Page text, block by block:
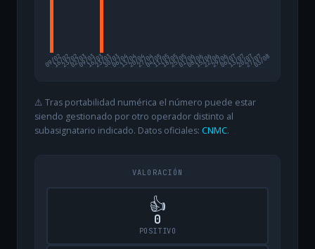
09/02
16/0223/0202/0309/0316/0323/0330/0306/0413/0420/0427/0404/0511/0518/0525/0501/0608/0615/0622/0629/0606/0713/0720/0727/07
03/08
⚠️ Tras portabilidad numérica el número puede estar
siendo gestionado por otro operador distinto al
subasignatario indicado. Datos oficiales: CNMC.
VALORACIÓN
👍
0
POSITIVO